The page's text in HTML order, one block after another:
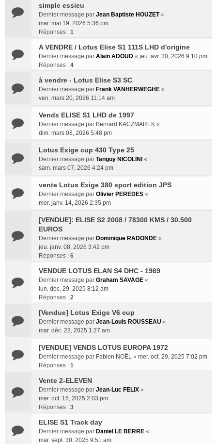
simple essieu
Dernier message par Jean Baptiste HOUZET«
mar. mai 19, 2026 5:36 pm
Réponses : 1
A VENDRE / Lotus Elise S1 111S LHD d'origine
Dernier message par Alain ADOUD « jeu. avr. 30, 2026 9:10 pm
Réponses : 4
à vendre - Lotus Elise S3 SC
Dernier message par Frank VANHERWEGHE «
ven. mars 20, 2026 11:14 am
Vends ELISE S1 LHD de 1997
Dernier message par Bernard KACZMAREK «
dim. mars 08, 2026 5:48 pm
Lotus Exige cup 430 Type 25
Dernier message par Tanguy NICOLINI «
sam. mars 07, 2026 4:24 pm
vente Lotus Exige 380 sport edition JPS
Dernier message par Olivier PEREDES «
mer. janv. 14, 2026 2:35 pm
[VENDUE]: ELISE S2 2008 / 78300 KMS / 30.500
EUROS
Dernier message par Dominique RADONDE «
jeu. janv. 08, 2026 3:42 pm
Réponses : 6
VENDUE LOTUS ELAN S4 DHC - 1969
Dernier message par Graham SAVAGE «
lun. déc. 29, 2025 8:12 am
Réponses : 2
[Vendue] Lotus Exige V6 cup
Dernier message par Jean-Louis ROUSSEAU «
mar. déc. 23, 2025 1:27 am
[VENDUE] VENDS LOTUS EUROPA 1972
Dernier message par Fabien NOËL « mer. oct. 29, 2025 7:02 pm
Réponses : 1
Vente 2-ELEVEN
Dernier message par Jean-Luc FELIX «
mer. oct. 15, 2025 2:03 pm
Réponses : 3
ELISE S1 Track day
Dernier message par Daniel LE BERRE «
mar. sept. 30, 2025 9:51 am